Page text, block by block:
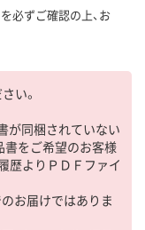
を必ずご確認の上、お
い。
が同梱されていない
書をご希望のお客様
歴よりＰＤＦファイ
お届けではありま